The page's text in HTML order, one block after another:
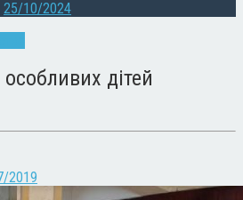
25/10/2024
дітей
2019